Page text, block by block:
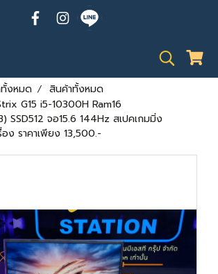
งหมด
สินค้าทั้งหมด
G15 i5-10300H Ram16
SSD512 จอ15.6 144Hz สเปคเกมมิ่ง
ง ราคาเพียง 13,500.-